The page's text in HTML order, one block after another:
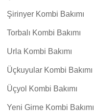
Şirinyer Kombi Bakımı
Torbalı Kombi Bakımı
Urla Kombi Bakımı
Üçkuyular Kombi Bakımı
Üçyol Kombi Bakımı
Yeni Girne Kombi Bakımı